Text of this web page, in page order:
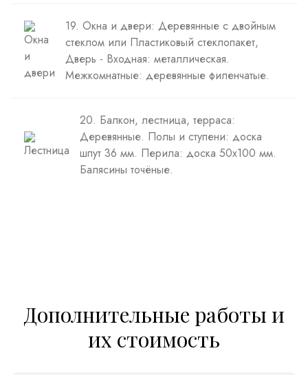
19. Окна и двери: Деревянные с двойным
стеклом или Пластиковый стеклопакет,
Дверь - Входная: металлическая.
Межкомнатные: деревянные филенчатые.
20. Балкон, лестница, терраса:
Деревянные. Полы и ступени: доска
шпут 36 мм. Перила: доска 50х100 мм.
Балясины точёные.
Дополнительные работы и
их стоимость